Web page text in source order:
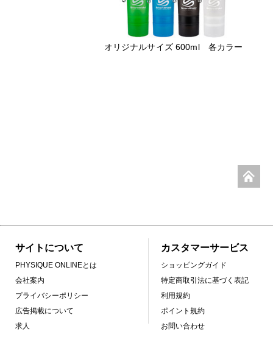
オリジナルサイズ 600ml 各カラー
サイトについて
PHYSIQUE ONLINEとは
会社案内
プライバシーポリシー
広告掲載について
求人
カスタマーサービス
ショッピングガイド
特定商取引法に基づく表記
利用規約
ポイント規約
お問い合わせ